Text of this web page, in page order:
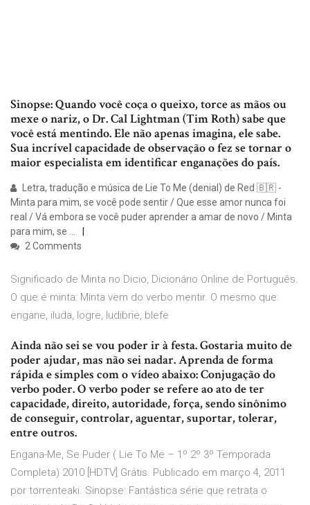
Sinopse: Quando você coça o queixo, torce as mãos ou
mexe o nariz, o Dr. Cal Lightman (Tim Roth) sabe que
você está mentindo. Ele não apenas imagina, ele sabe.
Sua incrível capacidade de observação o fez se tornar o
maior especialista em identificar enganações do país.
Letra, tradução e música de Lie To Me (denial) de Red 🇧🇷 -
Minta para mim, se você pode sentir / Que esse amor nunca foi
real / Vá embora se você puder aprender a amar de novo / Minta
para mim, se …
2 Comments
Significado de Minta no Dicio, Dicionário Online de Português.
O que é minta: Minta vem do verbo mentir. O mesmo que:
engane, iluda, logre, ludibrie, blefe
Ainda não sei se vou poder ir à festa. Gostaria muito de
poder ajudar, mas não sei nadar. Aprenda de forma
rápida e simples com o vídeo abaixo: Conjugação do
verbo poder. O verbo poder se refere ao ato de ter
capacidade, direito, autoridade, força, sendo sinônimo
de conseguir, controlar, aguentar, suportar, tolerar,
entre outros.
Engana-Me, Se Puder ( Lie To Me – 1º 2º 3º Temporada
Completa) 2010 [HDTV] Grátis. Publicado em março 4, 2011
por torrenteaki. Sinopse: Fantástica série que retrata o